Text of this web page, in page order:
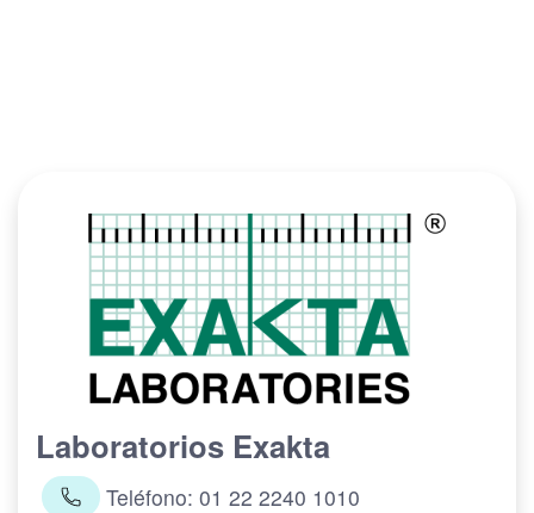
Laboratorios Exakta
Teléfono: 01 22 2240 1010